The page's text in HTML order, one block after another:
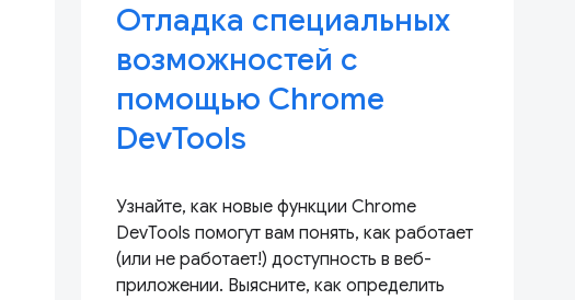
Отладка специальных
возможностей с
помощью Chrome
DevTools
Узнайте, как новые функции Chrome
DevTools помогут вам понять, как работает
(или не работает!) доступность в веб-
приложении. Выясните, как определить